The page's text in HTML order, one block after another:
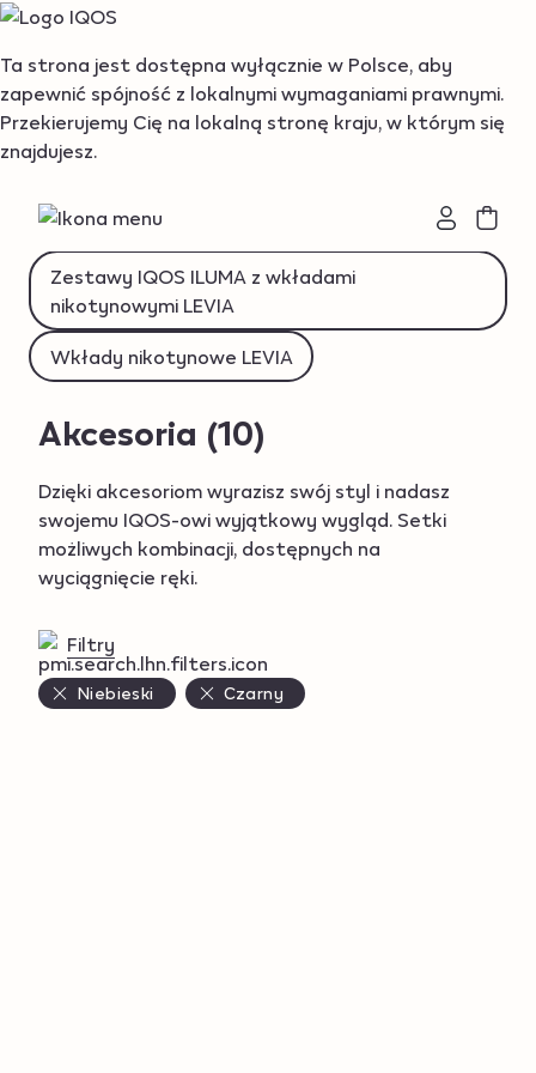
{"redirectionRequired":"true","hostname":"https://
Ta strona jest dostępna wyłącznie w Polsce, aby
zapewnić spójność z lokalnymi wymaganiami prawnymi.
Przekierujemy Cię na lokalną stronę kraju, w którym się
znajdujesz.
Podgrzewacze tytoniu IQOS ILUMA
Akcesoria
Wkłady nikotynowe BEYOND
Zestawy IQOS ILUMA z wkładami
nikotynowymi LEVIA
Wkłady nikotynowe LEVIA
Akcesoria (10)
Dzięki akcesoriom wyrazisz swój styl i nadasz
swojemu IQOS-owi wyjątkowy wygląd. Setki
możliwych kombinacji, dostępnych na
wyciągnięcie ręki.
Filtry
Niebieski Czarny